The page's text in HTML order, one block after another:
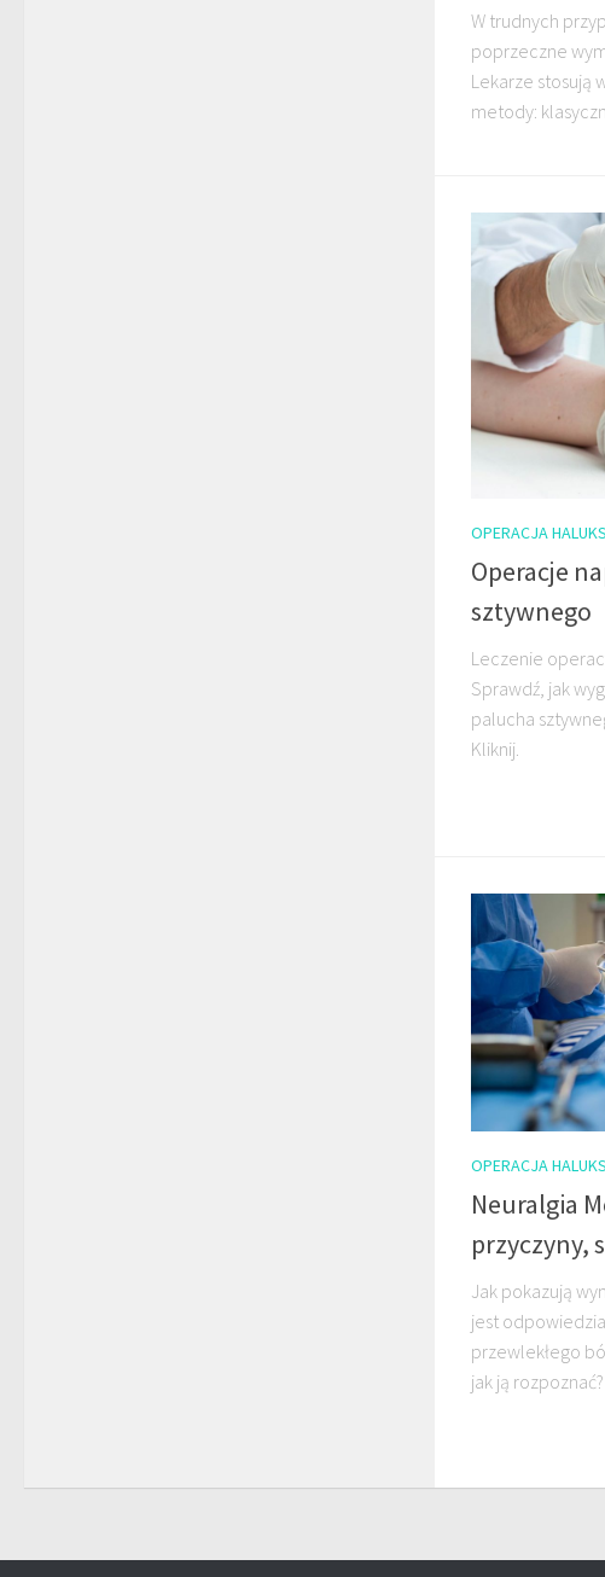
W trudnych
poprzeczne
Lekarze stosują
metody:
OPERACJA
Operacje
sztywnego
Leczenie
Sprawdź, jak
palucha
Kliknij.
OPERACJA
Neuralgia
przyczyny,
Jak pokazują
jest
przewlekłego
jak ją rozpoznać?